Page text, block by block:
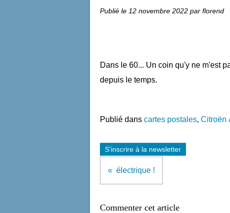
Publié le 12 novembre 2022 par florend
Dans le 60... Un coin qu'y ne m'est
depuis le temps.
Publié dans cartes postales, Citroën
S'inscrire à la newsletter
électrique !
Commenter cet article